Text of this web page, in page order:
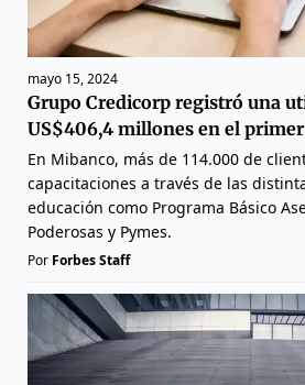
mayo 15, 2024
Grupo Credicorp registró una
US$406,4 millones en el
En Mibanco, más de 114.000 de
capacitaciones a través de las
educación como Programa Básico
Poderosas y Pymes.
Por Forbes Staff